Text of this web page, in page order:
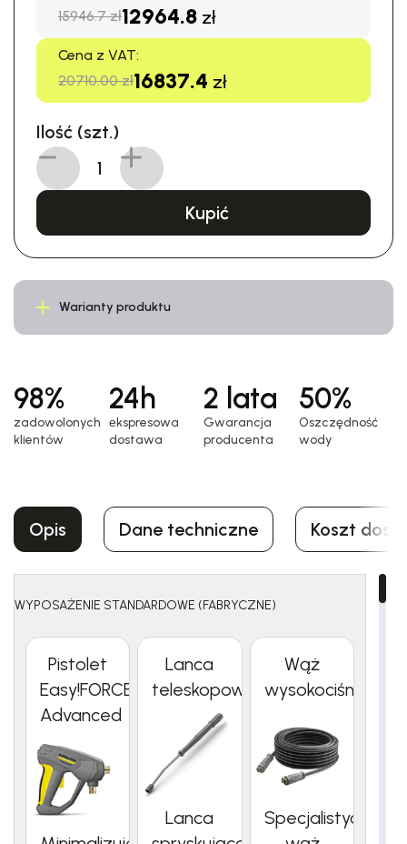
15946.7 zł12964.8 zł
Cena z VAT:
20710.00 zł16837.4 zł
Ilość (szt.)
Kupić
Warianty produktu
98%
zadowolonych
klientów
24h
еkspresowa
dostawa
2 lata
Gwarancja
producenta
50%
Oszczędność
wody
Opis Dane techniczne Koszt
WYPOSAŻENIE STANDARDOWE (FABRYCZNE)
Pistolet
Easy!FORCE
Advanced
Lanca
teleskopowa
Lanca
Wąż
Specjalistyczny